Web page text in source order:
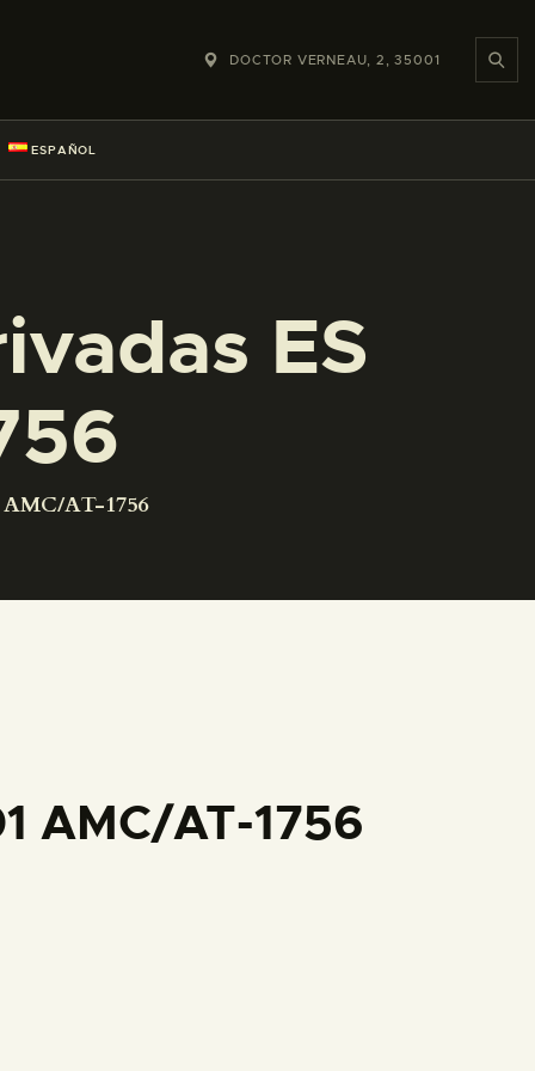
DOCTOR VERNEAU, 2, 35001
ESPAÑOL
ES
AMC/AT-1756
AMC/AT-1756